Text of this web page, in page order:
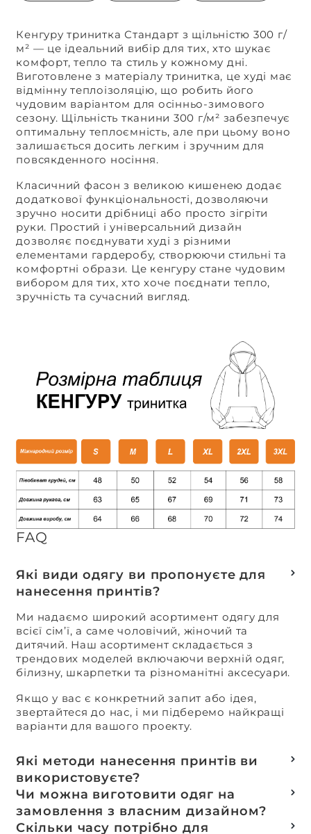
Кенгуру тринитка Стандарт з щільністю 300 г/
м² — це ідеальний вибір для тих, хто шукає
комфорт, тепло та стиль у кожному дні.
Виготовлене з матеріалу тринитка, це худі має
відмінну теплоізоляцію, що робить його
чудовим варіантом для осінньо-зимового
сезону. Щільність тканини 300 г/м² забезпечує
оптимальну теплоємність, але при цьому воно
залишається досить легким і зручним для
повсякденного носіння.
Класичний фасон з великою кишенею додає
додаткової функціональності, дозволяючи
зручно носити дрібниці або просто зігріти
руки. Простий і універсальний дизайн
дозволяє поєднувати худі з різними
елементами гардеробу, створюючи стильні та
комфортні образи. Це кенгуру стане чудовим
вибором для тих, хто хоче поєднати тепло,
зручність та сучасний вигляд.
FAQ
Які види одягу ви пропонуєте для
нанесення принтів?
Ми надаємо широкий асортимент одягу для
всієї сім’ї, а саме чоловічий, жіночий та
дитячий. Наш асортимент складається з
трендових моделей включаючи верхній одяг,
білизну, шкарпетки та різноманітні аксесуари.
Якщо у вас є конкретний запит або ідея,
звертайтеся до нас, і ми підберемо найкращі
варіанти для вашого проекту.
Які методи нанесення принтів ви
використовуєте?
Термотранферний
Шовкотрафаретний
DTF – друк
Чи можна виготовити одяг на
замовлення з власним дизайном?
Так, ми спеціалізуємося на розробці колекцій
Скільки часу потрібно для